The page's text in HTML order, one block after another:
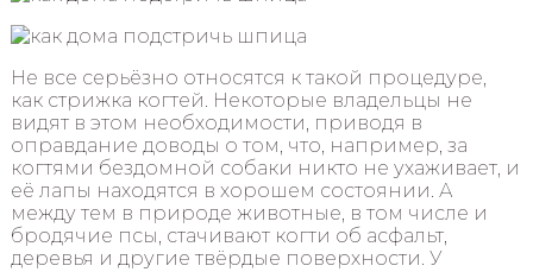
Не все серьёзно относятся к такой процедуре,
как стрижка когтей. Некоторые владельцы не
видят в этом необходимости, приводя в
оправдание доводы о том, что, например, за
когтями бездомной собаки никто не ухаживает, и
её лапы находятся в хорошем состоянии. А
между тем в природе животные, в том числе и
бродячие псы, стачивают когти об асфальт,
деревья и другие твёрдые поверхности. У